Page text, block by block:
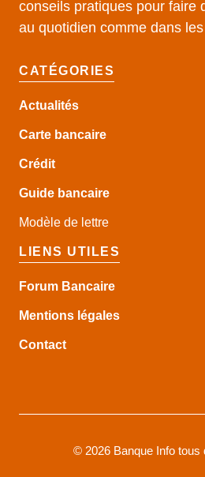
conseils pratiques pour faire
au quotidien comme dans
CATÉGORIES
Actualités
Carte bancaire
Crédit
Guide bancaire
Modèle de lettre
LIENS UTILES
Forum Bancaire
Mentions légales
Contact
© 2026 Banque Info tous